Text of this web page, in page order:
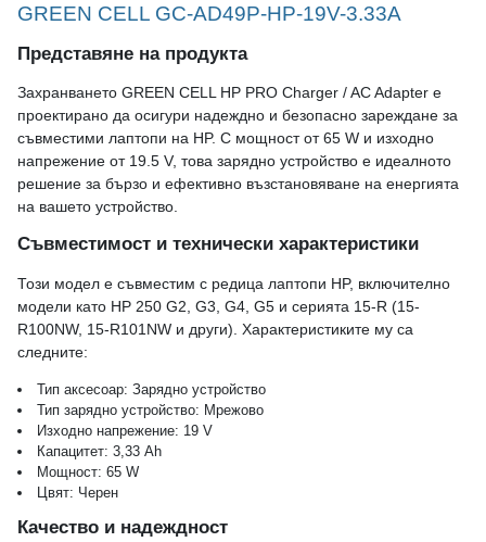
GREEN CELL GC-AD49P-HP-19V-3.33A
Представяне на продукта
Захранването GREEN CELL HP PRO Charger / AC Adapter е
проектирано да осигури надеждно и безопасно зареждане за
съвместими лаптопи на HP. С мощност от 65 W и изходно
напрежение от 19.5 V, това зарядно устройство е идеалното
решение за бързо и ефективно възстановяване на енергията
на вашето устройство.
Съвместимост и технически характеристики
Този модел е съвместим с редица лаптопи HP, включително
модели като HP 250 G2, G3, G4, G5 и серията 15-R (15-
R100NW, 15-R101NW и други). Характеристиките му са
следните:
Тип аксесоар: Зарядно устройство
Тип зарядно устройство: Мрежово
Изходно напрежение: 19 V
Капацитет: 3,33 Ah
Мощност: 65 W
Цвят: Черен
Качество и надеждност